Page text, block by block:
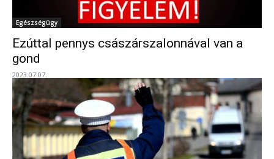
Egészségügy
Ezúttal pennys császárszalonnával van a
gond
2023.07.07.